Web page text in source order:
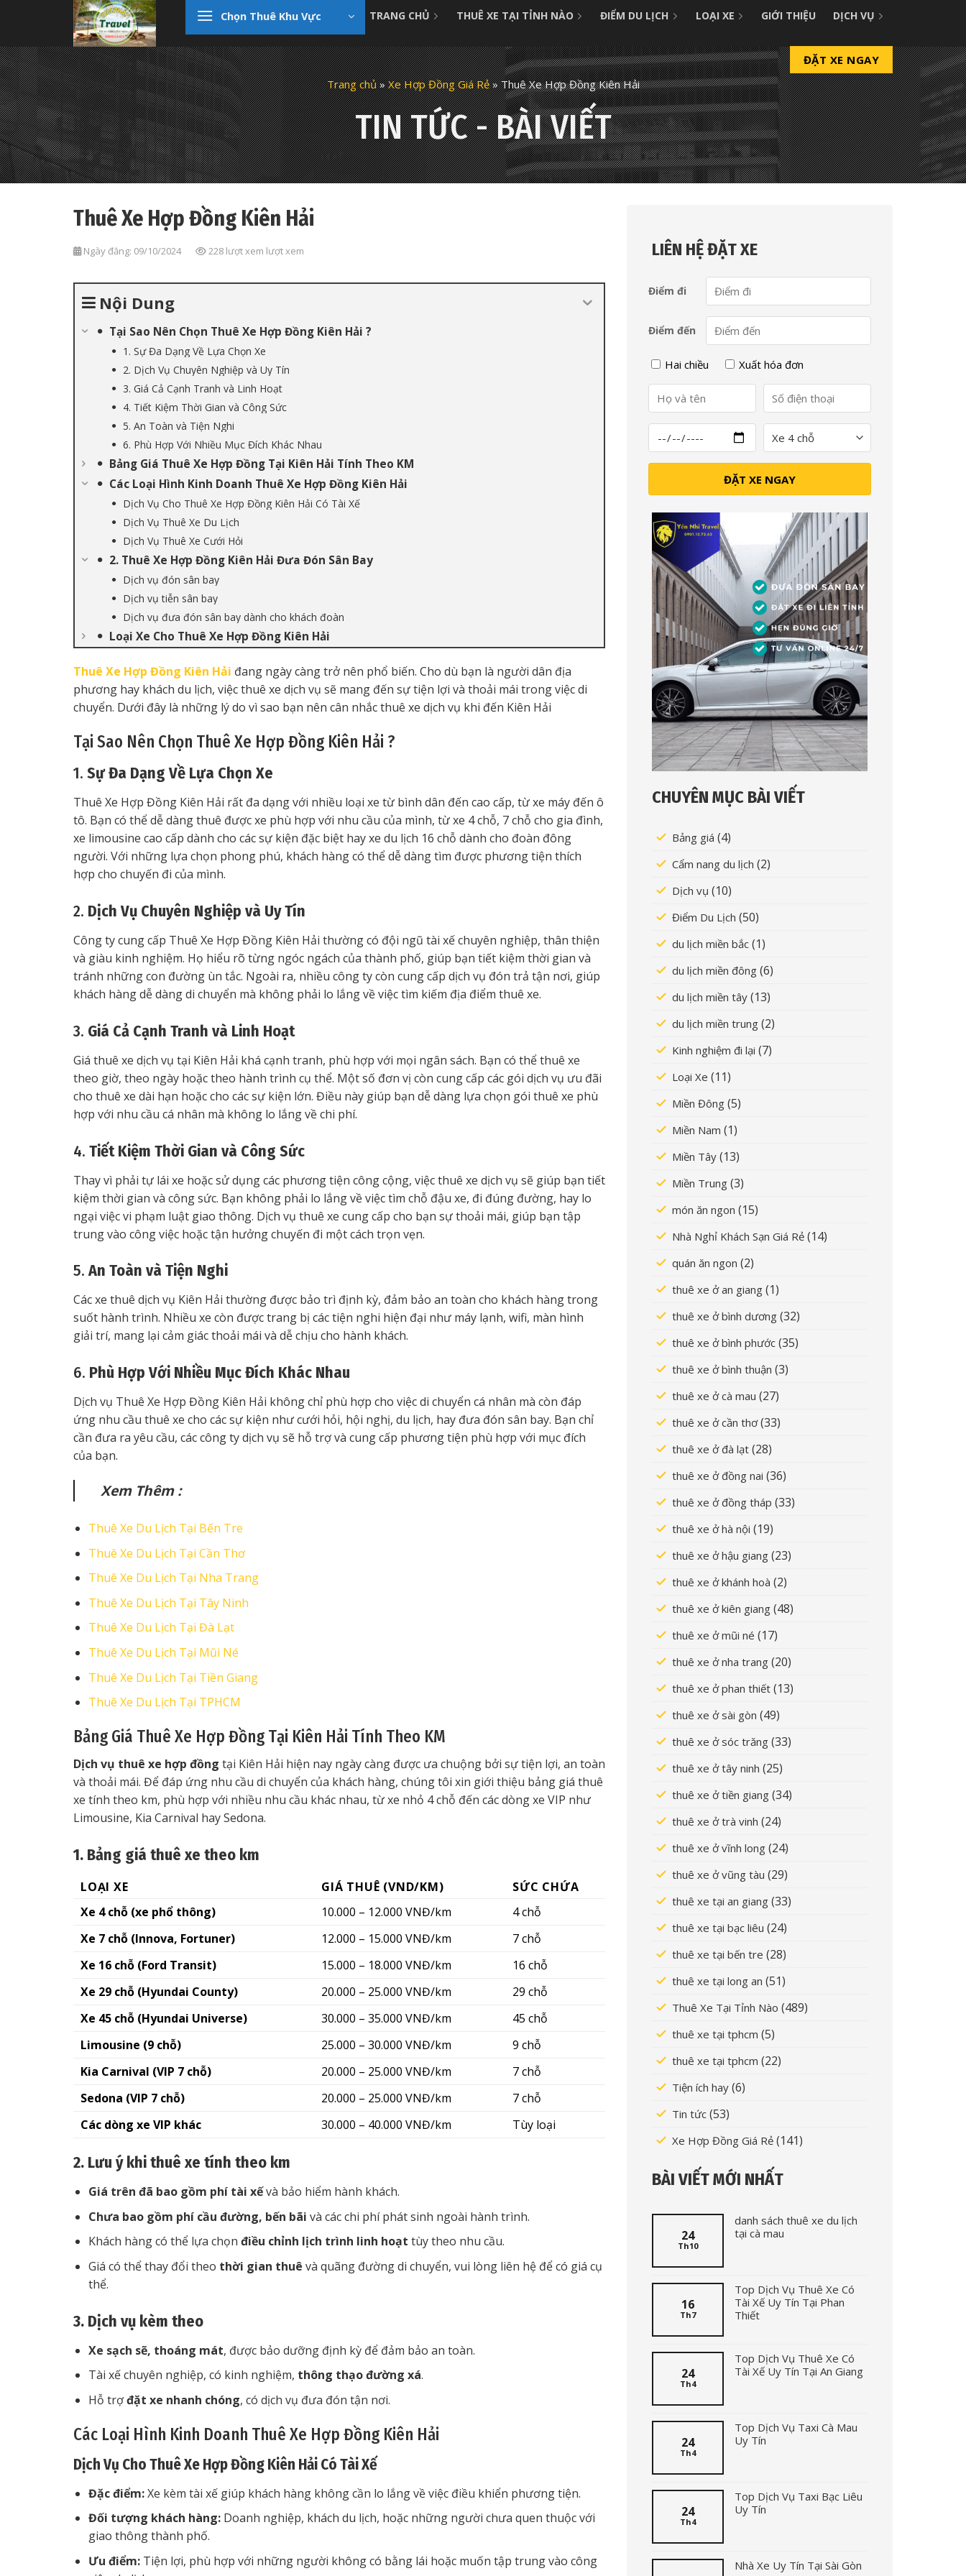
content
Chọn Thuê Khu Vực TRANG CHỦ THUÊ XE TẠI TỈNH NÀO ĐIỂM DU LỊCH LOẠI XE GIỚI THIỆU DỊCH VỤ
ĐẶT XE NGAY
Trang chủ»Xe Hợp Đồng Giá Rẻ»Thuê Xe Hợp Đồng Kiên Hải
TIN TỨC - BÀI VIẾT
Thuê Xe Hợp Đồng Kiên Hải
Ngày đăng: 09/10/2024 228 lượt xem lượt xem
Nội Dung
Tại Sao Nên Chọn Thuê Xe Hợp Đồng Kiên Hải ?
1. Sự Đa Dạng Về Lựa Chọn Xe
2. Dịch Vụ Chuyên Nghiệp và Uy Tín
3. Giá Cả Cạnh Tranh và Linh Hoạt
4. Tiết Kiệm Thời Gian và Công Sức
5. An Toàn và Tiện Nghi
6. Phù Hợp Với Nhiều Mục Đích Khác Nhau
Bảng Giá Thuê Xe Hợp Đồng Tại Kiên Hải Tính Theo KM
Các Loại Hình Kinh Doanh Thuê Xe Hợp Đồng Kiên Hải
Dịch Vụ Cho Thuê Xe Hợp Đồng Kiên Hải Có Tài Xế
Dịch Vụ Thuê Xe Du Lịch
Dịch Vụ Thuê Xe Cưới Hỏi
2. Thuê Xe Hợp Đồng Kiên Hải Đưa Đón Sân Bay
Dịch vụ đón sân bay
Dịch vụ tiễn sân bay
Dịch vụ đưa đón sân bay dành cho khách đoàn
Loại Xe Cho Thuê Xe Hợp Đồng Kiên Hải
Thuê Xe Hợp Đồng Kiên Hải đang ngày càng trở nên phổ biến. Cho dù bạn là người dân địa
phương hay khách du lịch, việc thuê xe dịch vụ sẽ mang đến sự tiện lợi và thoải mái trong việc di
chuyển. Dưới đây là những lý do vì sao bạn nên cân nhắc thuê xe dịch vụ khi đến Kiên Hải
Tại Sao Nên Chọn Thuê Xe Hợp Đồng Kiên Hải ?
1. Sự Đa Dạng Về Lựa Chọn Xe
Thuê Xe Hợp Đồng Kiên Hải rất đa dạng với nhiều loại xe từ bình dân đến cao cấp, từ xe máy đến ô
tô. Bạn có thể dễ dàng thuê được xe phù hợp với nhu cầu của mình, từ xe 4 chỗ, 7 chỗ cho gia đình,
xe limousine cao cấp dành cho các sự kiện đặc biệt hay xe du lịch 16 chỗ dành cho đoàn đông
người. Với những lựa chọn phong phú, khách hàng có thể dễ dàng tìm được phương tiện thích
hợp cho chuyến đi của mình.
2. Dịch Vụ Chuyên Nghiệp và Uy Tín
Công ty cung cấp Thuê Xe Hợp Đồng Kiên Hải thường có đội ngũ tài xế chuyên nghiệp, thân thiện
và giàu kinh nghiệm. Họ hiểu rõ từng ngóc ngách của thành phố, giúp bạn tiết kiệm thời gian và
tránh những con đường ùn tắc. Ngoài ra, nhiều công ty còn cung cấp dịch vụ đón trả tận nơi, giúp
khách hàng dễ dàng di chuyển mà không phải lo lắng về việc tìm kiếm địa điểm thuê xe.
3. Giá Cả Cạnh Tranh và Linh Hoạt
Giá thuê xe dịch vụ tại Kiên Hải khá cạnh tranh, phù hợp với mọi ngân sách. Bạn có thể thuê xe
theo giờ, theo ngày hoặc theo hành trình cụ thể. Một số đơn vị còn cung cấp các gói dịch vụ ưu đãi
cho thuê xe dài hạn hoặc cho các sự kiện lớn. Điều này giúp bạn dễ dàng lựa chọn gói thuê xe phù
hợp với nhu cầu cá nhân mà không lo lắng về chi phí.
4. Tiết Kiệm Thời Gian và Công Sức
Thay vì phải tự lái xe hoặc sử dụng các phương tiện công cộng, việc thuê xe dịch vụ sẽ giúp bạn tiết
kiệm thời gian và công sức. Bạn không phải lo lắng về việc tìm chỗ đậu xe, đi đúng đường, hay lo
ngại việc vi phạm luật giao thông. Dịch vụ thuê xe cung cấp cho bạn sự thoải mái, giúp bạn tập
trung vào công việc hoặc tận hưởng chuyến đi một cách trọn vẹn.
5. An Toàn và Tiện Nghi
Các xe thuê dịch vụ Kiên Hải thường được bảo trì định kỳ, đảm bảo an toàn cho khách hàng trong
suốt hành trình. Nhiều xe còn được trang bị các tiện nghi hiện đại như máy lạnh, wifi, màn hình
giải trí, mang lại cảm giác thoải mái và dễ chịu cho hành khách.
6. Phù Hợp Với Nhiều Mục Đích Khác Nhau
Dịch vụ Thuê Xe Hợp Đồng Kiên Hải không chỉ phù hợp cho việc di chuyển cá nhân mà còn đáp
ứng nhu cầu thuê xe cho các sự kiện như cưới hỏi, hội nghị, du lịch, hay đưa đón sân bay. Bạn chỉ
cần đưa ra yêu cầu, các công ty dịch vụ sẽ hỗ trợ và cung cấp phương tiện phù hợp với mục đích
của bạn.
Xem Thêm :
Thuê Xe Du Lịch Tại Bến Tre
Thuê Xe Du Lịch Tại Cần Thơ
Thuê Xe Du Lịch Tại Nha Trang
Thuê Xe Du Lịch Tại Tây Ninh
Thuê Xe Du Lịch Tại Đà Lạt
Thuê Xe Du Lịch Tại Mũi Né
Thuê Xe Du Lịch Tại Tiền Giang
Thuê Xe Du Lịch Tại TPHCM
Bảng Giá Thuê Xe Hợp Đồng Tại Kiên Hải Tính Theo KM
Dịch vụ thuê xe hợp đồng tại Kiên Hải hiện nay ngày càng được ưa chuộng bởi sự tiện lợi, an toàn
và thoải mái. Để đáp ứng nhu cầu di chuyển của khách hàng, chúng tôi xin giới thiệu bảng giá thuê
xe tính theo km, phù hợp với nhiều nhu cầu khác nhau, từ xe nhỏ 4 chỗ đến các dòng xe VIP như
Limousine, Kia Carnival hay Sedona.
1. Bảng giá thuê xe theo km
LOẠI XE GIÁ THUÊ (VND/KM)
SỨC CHỨA
Xe 4 chỗ (xe phổ thông)
10.000 – 12.000 VNĐ/km
4 chỗ
Xe 7 chỗ (Innova, Fortuner)
12.000 – 15.000 VNĐ/km
7 chỗ
Xe 16 chỗ (Ford Transit)
15.000 – 18.000 VNĐ/km
16 chỗ
Xe 29 chỗ (Hyundai County)
20.000 – 25.000 VNĐ/km
29 chỗ
Xe 45 chỗ (Hyundai Universe)
30.000 – 35.000 VNĐ/km
45 chỗ
Limousine (9 chỗ)
25.000 – 30.000 VNĐ/km
9 chỗ
Kia Carnival (VIP 7 chỗ)
20.000 – 25.000 VNĐ/km
7 chỗ
Sedona (VIP 7 chỗ)
20.000 – 25.000 VNĐ/km
7 chỗ
Các dòng xe VIP khác
30.000 – 40.000 VNĐ/km Tùy loại
2. Lưu ý khi thuê xe tính theo km
Giá trên đã bao gồm phí tài xếvà bảo hiểm hành khách.
Chưa bao gồm phí cầu đường, bến bãi và các chi phí phát sinh ngoài hành trình.
Khách hàng có thể lựa chọn điều chỉnh lịch trình linh hoạt tùy theo nhu cầu.
Giá có thể thay đổi theo thời gian thuê và quãng đường di chuyển, vui lòng liên hệ để có giá cụ
thể.
3. Dịch vụ kèm theo
Xe sạch sẽ, thoáng mát, được bảo dưỡng định kỳ để đảm bảo an toàn.
Tài xế chuyên nghiệp, có kinh nghiệm, thông thạo đường xá.
Hỗ trợđặt xe nhanh chóng, có dịch vụ đưa đón tận nơi.
Các Loại Hình Kinh Doanh Thuê Xe Hợp Đồng Kiên Hải
Dịch Vụ Cho Thuê Xe Hợp Đồng Kiên Hải Có Tài Xế
Đặc điểm:Xe kèm tài xế giúp khách hàng không cần lo lắng về việc điều khiển phương tiện.
Đối tượng khách hàng:Doanh nghiệp, khách du lịch, hoặc những người chưa quen thuộc với
giao thông thành phố.
Ưu điểm:Tiện lợi, phù hợp với những người không có bằng lái hoặc muốn tập trung vào công
LIÊN HỆ ĐẶT XE
Điểm đi
Điểm đến
Hai chiều Xuất hóa đơn
CHUYÊN MỤC BÀI VIẾT
Bảng giá (4)
Cẩm nang du lịch (2)
Dịch vụ (10)
Điểm Du Lịch (50)
du lịch miền bắc (1)
du lịch miền đông (6)
du lịch miền tây (13)
du lịch miền trung (2)
Kinh nghiệm đi lại (7)
Loại Xe (11)
Miền Đông (5)
Miền Nam (1)
Miền Tây (13)
Miền Trung (3)
món ăn ngon (15)
Nhà Nghỉ Khách Sạn Giá Rẻ (14)
quán ăn ngon (2)
thuê xe ở an giang (1)
thuê xe ở bình dương (32)
thuê xe ở bình phước (35)
thuê xe ở bình thuận (3)
thuê xe ở cà mau (27)
thuê xe ở cần thơ(33)
thuê xe ở đà lạt (28)
thuê xe ở đồng nai (36)
thuê xe ở đồng tháp (33)
thuê xe ở hà nội (19)
thuê xe ở hậu giang (23)
thuê xe ở khánh hoà (2)
thuê xe ở kiên giang (48)
thuê xe ở mũi né (17)
thuê xe ở nha trang (20)
thuê xe ở phan thiết (13)
thuê xe ở sài gòn (49)
thuê xe ở sóc trăng (33)
thuê xe ở tây ninh (25)
thuê xe ở tiền giang (34)
thuê xe ở trà vinh (24)
thuê xe ở vĩnh long (24)
thuê xe ở vũng tàu (29)
thuê xe tại an giang (33)
thuê xe tại bạc liêu (24)
thuê xe tại bến tre (28)
thuê xe tại long an (51)
Thuê Xe Tại Tỉnh Nào (489)
thuê xe tại tphcm (5)
thuê xe tại tphcm (22)
Tiện ích hay (6)
Tin tức (53)
Xe Hợp Đồng Giá Rẻ (141)
BÀI VIẾT MỚI NHẤT
24
Th10
danh sách thuê xe du lịch
tại cà mau
16
Th7
Top Dịch Vụ Thuê Xe Có
Tài Xế Uy Tín Tại Phan
Thiết
24
Th4
Top Dịch Vụ Thuê Xe Có
Tài Xế Uy Tín Tại An Giang
24
Th4
Top Dịch Vụ Taxi Cà Mau
Uy Tín
24
Th4
Top Dịch Vụ Taxi Bạc Liêu
Uy Tín
Nhà Xe Uy Tín Tại Sài Gòn